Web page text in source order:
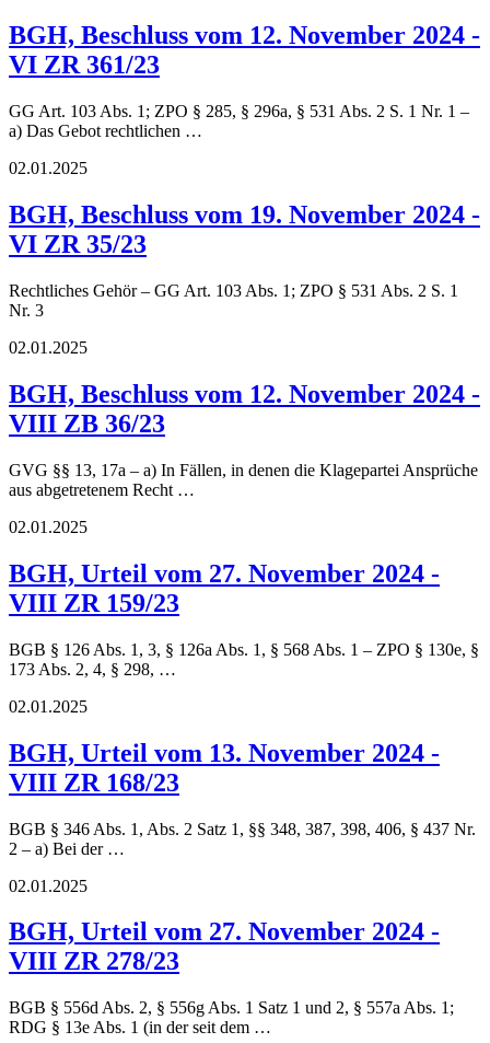
BGH, Beschluss vom 12. November 2024 -
VI ZR 361/23
GG Art. 103 Abs. 1; ZPO § 285, § 296a, § 531 Abs. 2 S. 1 Nr. 1 –
a) Das Gebot rechtlichen …
02.01.2025
BGH, Beschluss vom 19. November 2024 -
VI ZR 35/23
Rechtliches Gehör – GG Art. 103 Abs. 1; ZPO § 531 Abs. 2 S. 1
Nr. 3
02.01.2025
BGH, Beschluss vom 12. November 2024 -
VIII ZB 36/23
GVG §§ 13, 17a – a) In Fällen, in denen die Klagepartei Ansprüche
aus abgetretenem Recht …
02.01.2025
BGH, Urteil vom 27. November 2024 -
VIII ZR 159/23
BGB § 126 Abs. 1, 3, § 126a Abs. 1, § 568 Abs. 1 – ZPO § 130e, §
173 Abs. 2, 4, § 298, …
02.01.2025
BGH, Urteil vom 13. November 2024 -
VIII ZR 168/23
BGB § 346 Abs. 1, Abs. 2 Satz 1, §§ 348, 387, 398, 406, § 437 Nr.
2 – a) Bei der …
02.01.2025
BGH, Urteil vom 27. November 2024 -
VIII ZR 278/23
BGB § 556d Abs. 2, § 556g Abs. 1 Satz 1 und 2, § 557a Abs. 1;
RDG § 13e Abs. 1 (in der seit dem …